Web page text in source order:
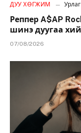
ДУУ ХӨГЖИМ Урлаг
Реппер A$AP
шинэ дуугаа
07/08/2026